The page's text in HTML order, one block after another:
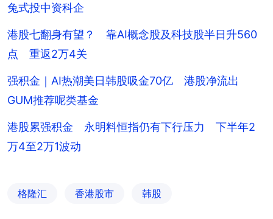
兔式投中资科企
港股七翻身有望？ 靠AI概念股及科技股半日升560
点 重返2万4关
强积金｜AI热潮美日韩股吸金70亿 港股净流出
GUM推荐呢类基金
港股累强积金 永明料恒指仍有下行压力 下半年2
万4至2万1波动
格隆汇 香港股市 韩股